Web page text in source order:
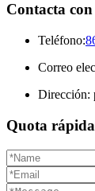
Contacta
Teléfono:
Correo
Dirección:
Quota rápida